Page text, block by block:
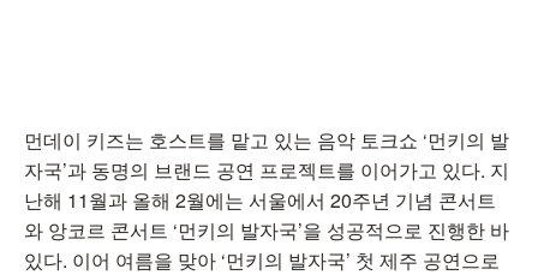
먼데이 키즈는 호스트를 맡고 있는 음악 토크쇼 ‘먼키의 발
자국’과 동명의 브랜드 공연 프로젝트를 이어가고 있다. 지
난해 11월과 올해 2월에는 서울에서 20주년 기념 콘서트
와 앙코르 콘서트 ‘먼키의 발자국’을 성공적으로 진행한 바
있다. 이어 여름을 맞아 ‘먼키의 발자국’ 첫 제주 공연으로